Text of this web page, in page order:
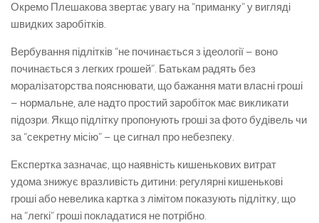
Окремо Плешакова звертає увагу на “приманку” у вигляді
швидких заробітків.
Вербування підлітків “не починається з ідеології – воно
починається з легких грошей”. Батькам радять без
моралізаторства пояснювати, що бажання мати власні гроші
– нормальне, але надто простий заробіток має викликати
підозри. Якщо підлітку пропонують гроші за фото будівель чи
за “секретну місію” – це сигнал про небезпеку.
Експертка зазначає, що наявність кишенькових витрат
удома знижує вразливість дитини: регулярні кишенькові
гроші або невелика картка з лімітом показують підлітку, що
на “легкі” гроші покладатися не потрібно.